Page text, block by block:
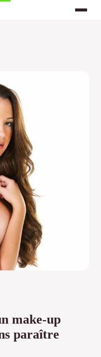
make-up
paraître